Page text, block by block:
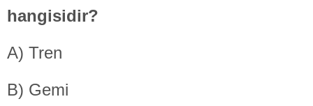
hangisidir?
A) Tren
B) Gemi